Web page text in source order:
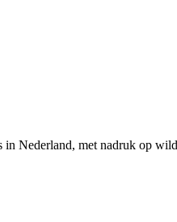
Nederland, met nadruk op